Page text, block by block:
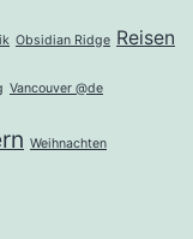
Obsidian Ridge Reisen
Vancouver @de
Weihnachten